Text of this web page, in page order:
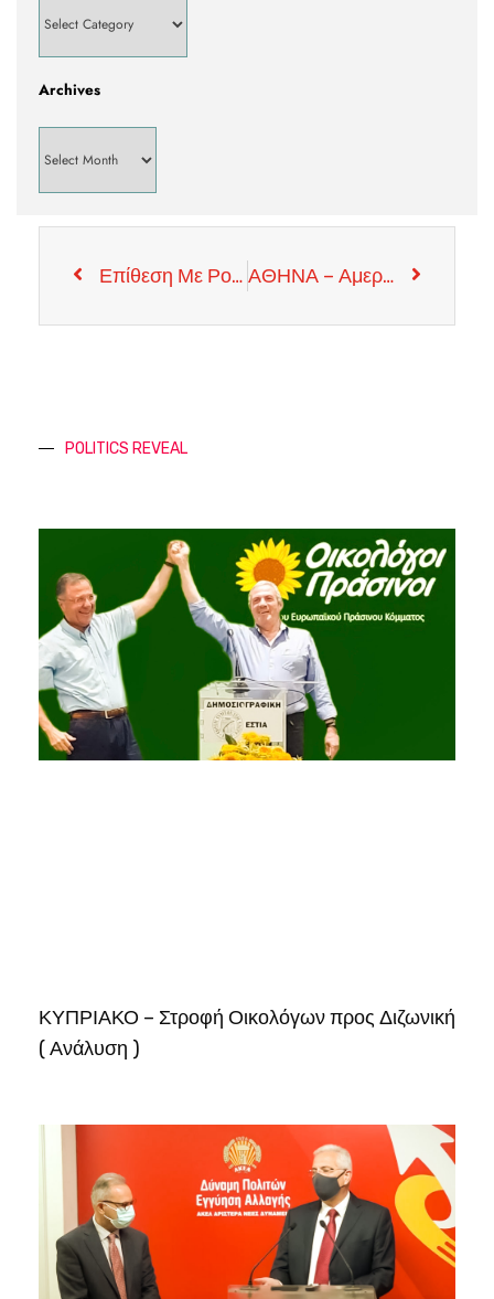
Archives
Επίθεση Με Ρουκέτες δέχτηκε Βάση Στο Ιράκ Που Φιλοξενούνται Αμερικανικές Δυνάμεις ΑΘΗΝΑ – Αμερικανός Πρέσβης – Το Μπαλάκι Στα Χεριά Της Αγκύρας
POLITICS REVEAL
ΚΥΠΡΙΑΚΟ – Στροφή Οικολόγων προς Διζωνική
( Ανάλυση )